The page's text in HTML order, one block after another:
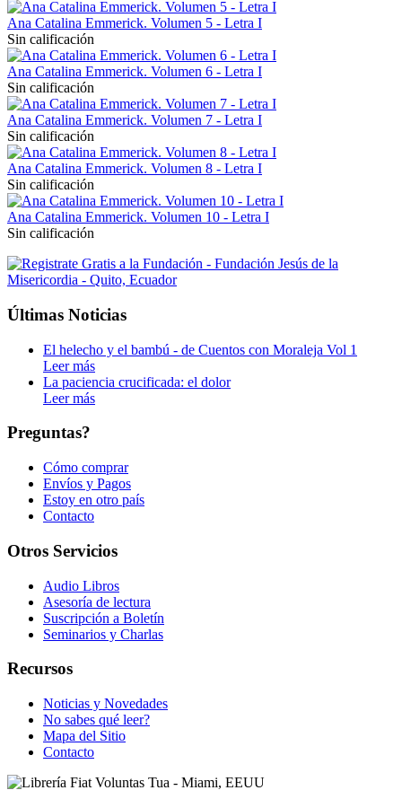
Ana Catalina Emmerick. Volumen 5 - Letra I
Sin calificación
Ana Catalina Emmerick. Volumen 6 - Letra I
Sin calificación
Ana Catalina Emmerick. Volumen 7 - Letra I
Sin calificación
Ana Catalina Emmerick. Volumen 8 - Letra I
Sin calificación
Ana Catalina Emmerick. Volumen 10 - Letra I
Sin calificación
Últimas Noticias
El helecho y el bambú - de Cuentos con Moraleja Vol 1
Leer más
La paciencia crucificada: el dolor
Leer más
Preguntas?
Cómo comprar
Envíos y Pagos
Estoy en otro país
Contacto
Otros Servicios
Audio Libros
Asesoría de lectura
Suscripción a Boletín
Seminarios y Charlas
Recursos
Noticias y Novedades
No sabes qué leer?
Mapa del Sitio
Contacto